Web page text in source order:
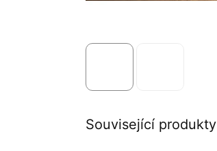
Související produkty